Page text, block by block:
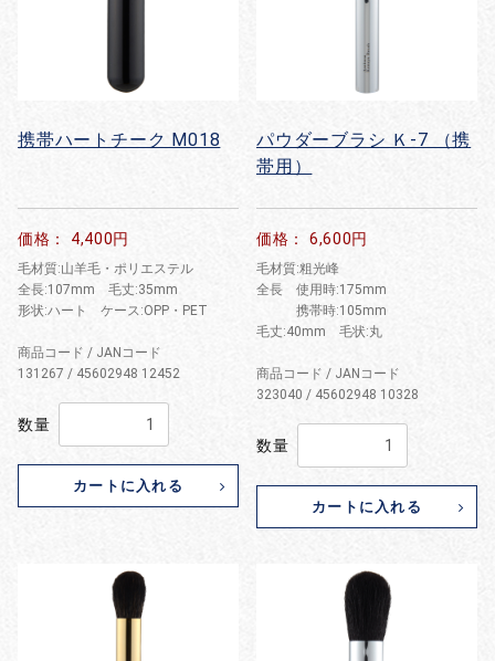
携帯ハートチーク M018
価格： 4,400円
毛材質:山羊毛・ポリエステル
全長:107mm 毛丈:35mm
形状:ハート ケース:OPP・PET
商品コード / JANコード
131267 / 45602948 12452
数量
カートに入れる
パウダーブラシ Ｋ-7 （携
帯用）
価格： 6,600円
毛材質:粗光峰
全長 使用時:175mm
携帯時:105mm
毛丈:40mm 毛状:丸
商品コード / JANコード
323040 / 45602948 10328
数量
カートに入れる